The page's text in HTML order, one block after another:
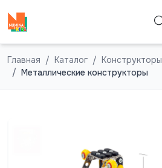
Главная Каталог
Конструкторы
Металлические конструкторы